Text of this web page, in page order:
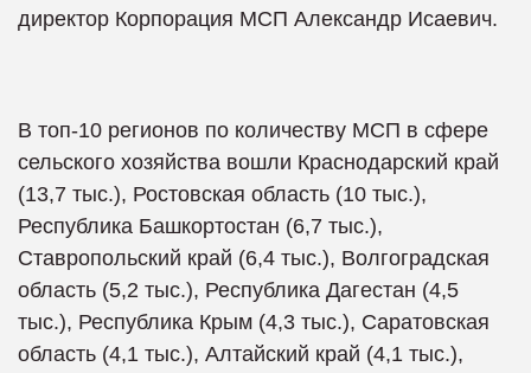
директор Корпорация МСП Александр Исаевич.
В топ-10 регионов по количеству МСП в сфере
сельского хозяйства вошли Краснодарский край
(13,7 тыс.), Ростовская область (10 тыс.),
Республика Башкортостан (6,7 тыс.),
Ставропольский край (6,4 тыс.), Волгоградская
область (5,2 тыс.), Республика Дагестан (4,5
тыс.), Республика Крым (4,3 тыс.), Саратовская
область (4,1 тыс.), Алтайский край (4,1 тыс.),